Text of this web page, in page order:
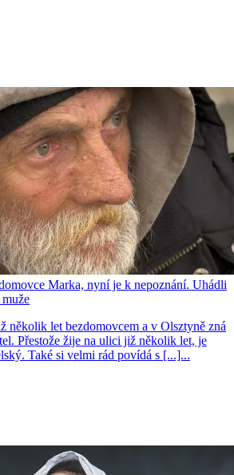
Marka, nyní je k nepoznání. Uhádli
několik let bezdomovcem a v Olsztyně zná
Přestože žije na ulici již několik let, je
Také si velmi rád povídá s [...]...